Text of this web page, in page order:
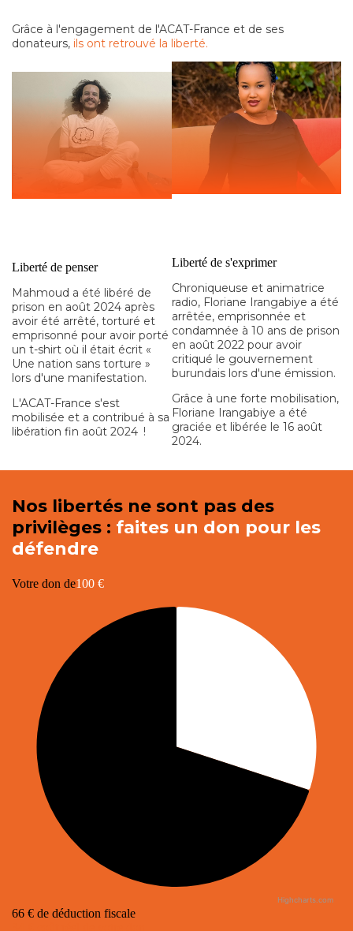
Grâce à l'engagement de l'ACAT-France et de ses
donateurs, ils ont retrouvé la liberté.
Liberté de penser
Mahmoud a été libéré de
prison en août 2024 après
avoir été arrêté, torturé et
emprisonné pour avoir porté
un t-shirt où il était écrit «
Une nation sans torture »
lors d'une manifestation.
L'ACAT-France s'est
mobilisée et a contribué à sa
libération fin août 2024 !
Liberté de s'exprimer
Chroniqueuse et animatrice
radio, Floriane Irangabiye a été
arrêtée, emprisonnée et
condamnée à 10 ans de prison
en août 2022 pour avoir
critiqué le gouvernement
burundais lors d'une émission.
Grâce à une forte mobilisation,
Floriane Irangabiye a été
graciée et libérée le 16 août
2024.
Nos libertés ne sont pas des
privilèges : faites un don pour les
défendre
Votre don de100 €
Highcharts.com
66 € de déduction fiscale